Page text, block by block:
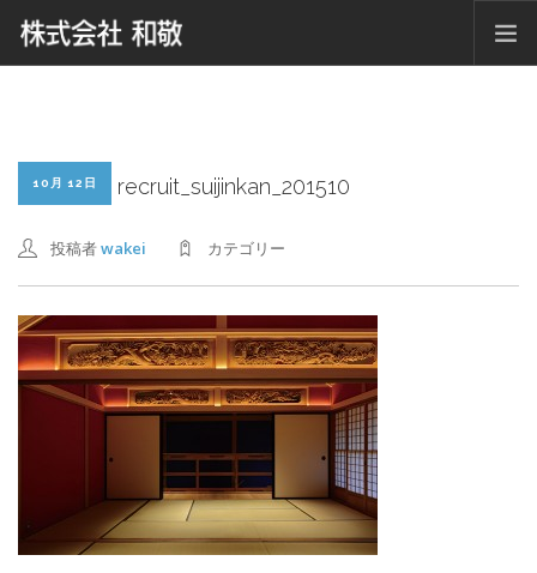
会社概要
仕事内容紹介
お問い合わせ
SEARCH SITE
10月 12日 recruit_suijinkan_201510
投稿者wakei カテゴリー